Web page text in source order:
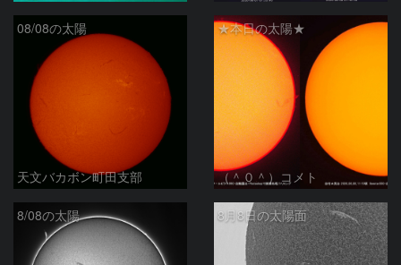
08/08の太陽
天文バカボン町田支部
★本日の太陽★
（＾０＾）コメト
8/08の太陽 8月8日の太陽面